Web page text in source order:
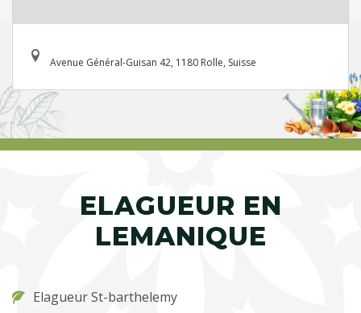
Avenue Général-Guisan 42, 1180 Rolle, Suisse
ELAGUEUR EN
LEMANIQUE
Elagueur St-barthelemy